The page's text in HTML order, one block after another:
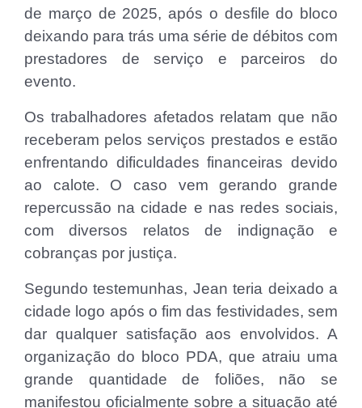
de março de 2025, após o desfile do bloco
deixando para trás uma série de débitos com
prestadores de serviço e parceiros do
evento.
Os trabalhadores afetados relatam que não
receberam pelos serviços prestados e estão
enfrentando dificuldades financeiras devido
ao calote. O caso vem gerando grande
repercussão na cidade e nas redes sociais,
com diversos relatos de indignação e
cobranças por justiça.
Segundo testemunhas, Jean teria deixado a
cidade logo após o fim das festividades, sem
dar qualquer satisfação aos envolvidos. A
organização do bloco PDA, que atraiu uma
grande quantidade de foliões, não se
manifestou oficialmente sobre a situação até